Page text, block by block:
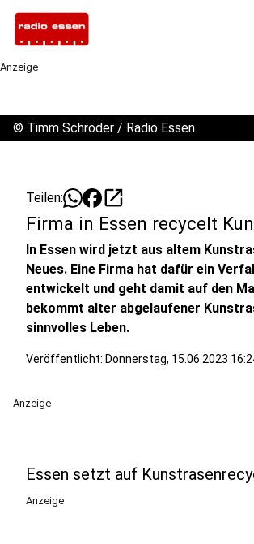
Anzeige
© Timm Schröder / Radio Essen
Teilen: open_in_new
Firma in Essen recycelt
In Essen wird jetzt aus altem
Neues. Eine Firma hat dafür ein
entwickelt und geht damit auf den
bekommt alter abgelaufener
sinnvolles Leben.
Veröffentlicht: Donnerstag, 15.06.2023
Anzeige
Essen setzt auf
Anzeige